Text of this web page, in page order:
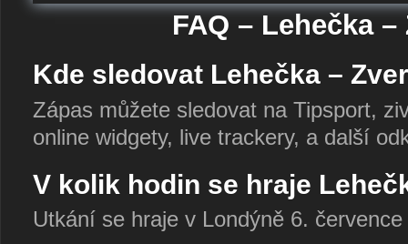
FAQ – Lehečka
Kde sledovat Lehečka –
Zápas můžete sledovat na Tipsport,
online widgety, live trackery, a další
V kolik hodin se hraje
Utkání se hraje v Londýně 6.